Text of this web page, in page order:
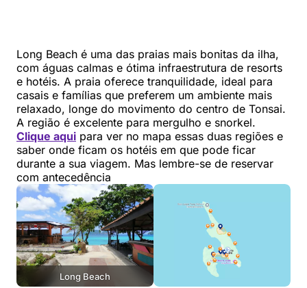
Long Beach é uma das praias mais bonitas da ilha,
com águas calmas e ótima infraestrutura de resorts
e hotéis. A praia oferece tranquilidade, ideal para
casais e famílias que preferem um ambiente mais
relaxado, longe do movimento do centro de Tonsai.
A região é excelente para mergulho e snorkel.
Clique aqui para ver no mapa essas duas regiões e
saber onde ficam os hotéis em que pode ficar
durante a sua viagem. Mas lembre-se de reservar
com antecedência
Long Beach